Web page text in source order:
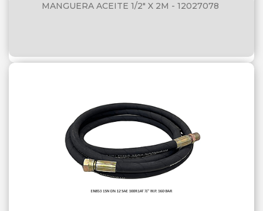
MANGUERA ACEITE 1/2" X 2M - 12027078